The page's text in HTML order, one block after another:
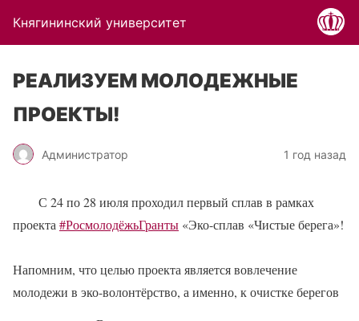
Княгининский университет
РЕАЛИЗУЕМ МОЛОДЕЖНЫЕ
ПРОЕКТЫ!
Администратор 1 год назад
С 24 по 28 июля проходил первый сплав в рамках
проекта #РосмолодёжьГранты «Эко-сплав «Чистые берега»!
Напомним, что целью проекта является вовлечение
молодежи в эко-волонтёрство, а именно, к очистке берегов